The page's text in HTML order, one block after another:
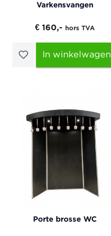
Varkensvangen
€ 160,- hors TVA
In winkelwagen
Porte brosse WC